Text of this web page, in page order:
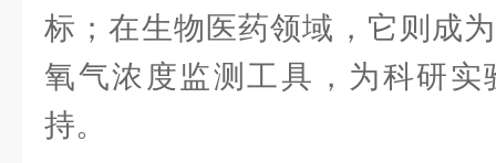
标；在生物医药领域，它则成
氧气浓度监测工具，为科研实
持。